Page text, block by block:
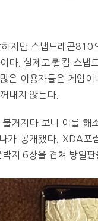
지만 스냅드래곤810
다. 실제로 퀄컴 스
은 이용자들은 게임
내지 않는다.
거지다 보니 이를 해
가 공개됐다. XDA
지 6장을 겹쳐 방열